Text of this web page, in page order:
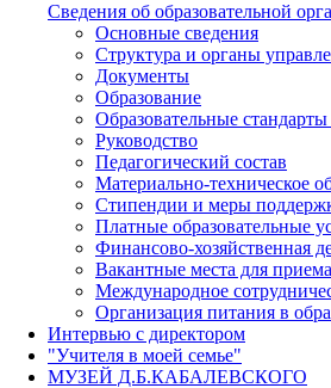
Cведения об образовательной
Основные сведения
Структура и органы
Документы
Образование
Образовательные
Руководство
Педагогический состав
Материально-техническое
Стипендии и меры
Платные образовательные
Финансово-хозяйственная
Вакантные места для
Международное
Организация питания в
Интервью с директором
"Учителя в моей семье"
МУЗЕЙ Д.Б.КАБАЛЕВСКОГО